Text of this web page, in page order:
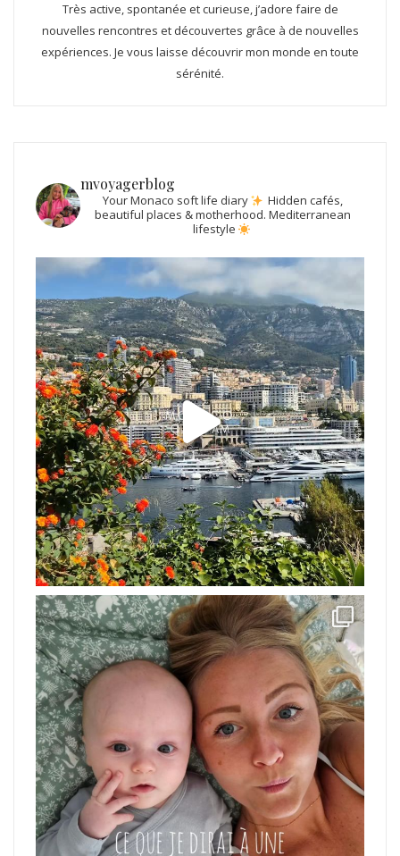
Très active, spontanée et curieuse, j’adore faire de
nouvelles rencontres et découvertes grâce à de nouvelles
expériences. Je vous laisse découvrir mon monde en toute
sérénité.
mvoyagerblog
Your Monaco soft life diary
Hidden cafés,
beautiful places & motherhood. Mediterranean
lifestyle